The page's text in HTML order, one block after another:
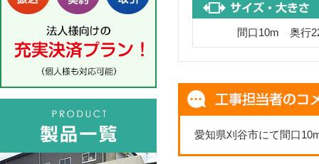
間口10m 奥行
愛知県刈谷市にて間口